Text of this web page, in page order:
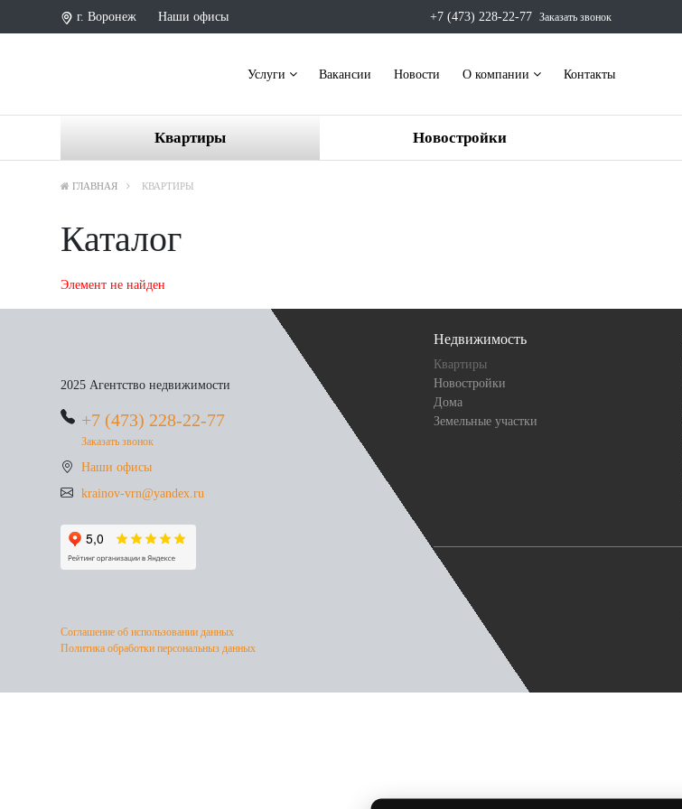
г. Воронеж Наши офисы +7 (473) 228-22-77 Заказать звонок
Услуги Вакансии Новости О компании Контакты
Квартиры Новостройки
ГЛАВНАЯ КВАРТИРЫ
Каталог
Элемент не найден
2025 Агентство недвижимости
+7 (473) 228-22-77
Заказать звонок
Наши офисы
krainov-vrn@yandex.ru
Соглашение об использовании данных
Политика обработки персональныз данных
Недвижимость
Квартиры
Новостройки
Дома
Земельные участки